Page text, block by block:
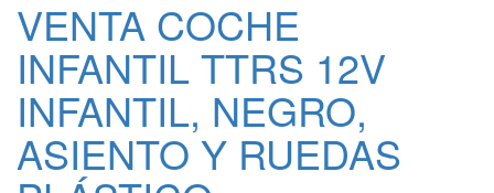
VENTA COCHE
INFANTIL TTRS 12V
INFANTIL, NEGRO,
ASIENTO Y RUEDAS